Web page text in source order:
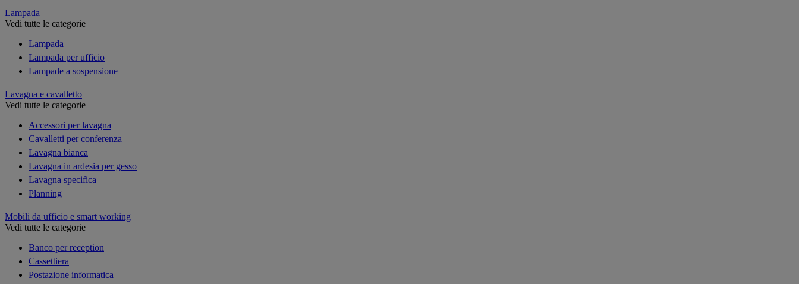
Lampada
Vedi tutte le categorie
Lampada
Lampada per ufficio
Lampade a sospensione
Lavagna e cavalletto
Vedi tutte le categorie
Accessori per lavagna
Cavalletti per conferenza
Lavagna bianca
Lavagna in ardesia per gesso
Lavagna specifica
Planning
Mobili da ufficio e smart working
Vedi tutte le categorie
Banco per reception
Cassettiera
Postazione informatica